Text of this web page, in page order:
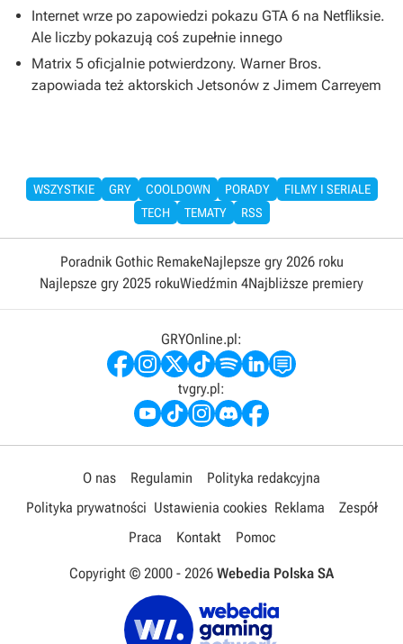
Internet wrze po zapowiedzi pokazu GTA 6 na Netfliksie.
Ale liczby pokazują coś zupełnie innego
Matrix 5 oficjalnie potwierdzony. Warner Bros.
zapowiada też aktorskich Jetsonów z Jimem Carreyem
WSZYSTKIE GRY COOLDOWN PORADY
FILMY I SERIALE
TECH
TEMATY RSS
Poradnik Gothic RemakeNajlepsze gry 2026 roku
Najlepsze gry 2025 rokuWiedźmin 4Najbliższe premiery
GRYOnline.pl:
tvgry.pl:
O nas Regulamin
Polityka redakcyjna
Polityka prywatności Ustawienia cookies Reklama
Zespół
Praca
Kontakt Pomoc
Copyright © 2000 - 2026 Webedia Polska SA